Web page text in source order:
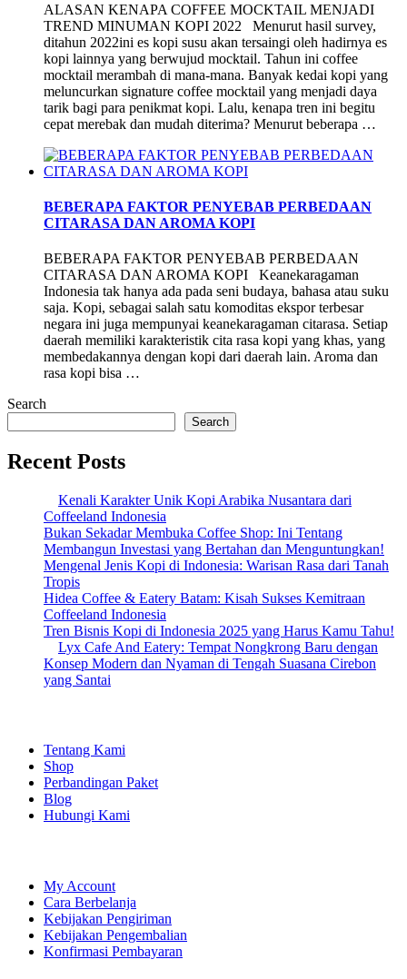
ALASAN KENAPA COFFEE MOCKTAIL MENJADI
TREND MINUMAN KOPI 2022 Menurut hasil survey,
ditahun 2022ini es kopi susu akan tersaingi oleh hadirnya es
kopi lainnya yang berwujud mocktail. Tahun ini coffee
mocktail merambah di mana-mana. Banyak kedai kopi yang
meluncurkan signature coffee mocktail yang menjadi daya
tarik bagi para penikmat kopi. Lalu, kenapa tren ini begitu
cepat merebak dan mudah diterima? Menurut beberapa …
BEBERAPA FAKTOR PENYEBAB PERBEDAAN
CITARASA DAN AROMA KOPI
BEBERAPA FAKTOR PENYEBAB PERBEDAAN
CITARASA DAN AROMA KOPI Keanekaragaman
Indonesia tak hanya ada pada seni budaya, bahasa atau suku
saja. Kopi, sebagai salah satu komoditas ekspor terbesar
negara ini juga mempunyai keanekaragaman citarasa. Setiap
daerah memiliki karakteristik cita rasa kopi yang khas, yang
membedakannya dengan kopi dari daerah lain. Aroma dan
rasa kopi bisa …
Search
Search
Recent Posts
Kenali Karakter Unik Kopi Arabika Nusantara dari
Coffeeland Indonesia
Bukan Sekadar Membuka Coffee Shop: Ini Tentang
Membangun Investasi yang Bertahan dan Menguntungkan!
Mengenal Jenis Kopi di Indonesia: Warisan Rasa dari Tanah
Tropis
Hidea Coffee & Eatery Batam: Kisah Sukses Kemitraan
Coffeeland Indonesia
Tren Bisnis Kopi di Indonesia 2025 yang Harus Kamu Tahu!
Lyx Cafe And Eatery: Tempat Nongkrong Baru dengan
Konsep Modern dan Nyaman di Tengah Suasana Cirebon
yang Santai
Tentang Kami
Shop
Perbandingan Paket
Blog
Hubungi Kami
My Account
Cara Berbelanja
Kebijakan Pengiriman
Kebijakan Pengembalian
Konfirmasi Pembayaran